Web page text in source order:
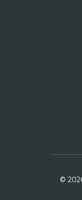
©